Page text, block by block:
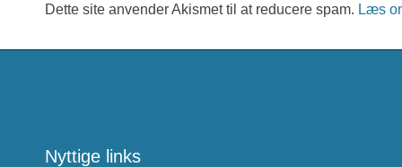
Dette site anvender Akismet til at reducere spam. Læs
Nyttige links